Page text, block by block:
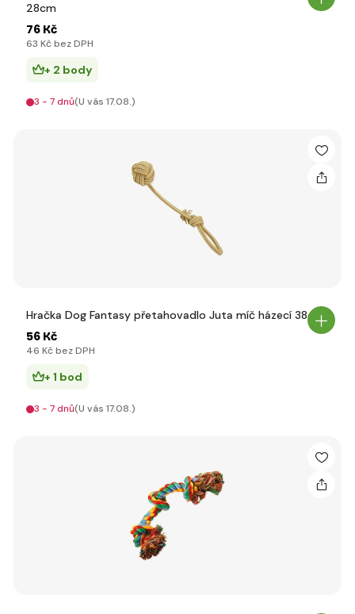
28cm
76 Kč
63 Kč bez DPH
+ 2 body
3 - 7 dnů(U vás 17.08.)
Hračka Dog Fantasy přetahovadlo Juta míč házecí 38cm
56 Kč
46 Kč bez DPH
+ 1 bod
3 - 7 dnů(U vás 17.08.)